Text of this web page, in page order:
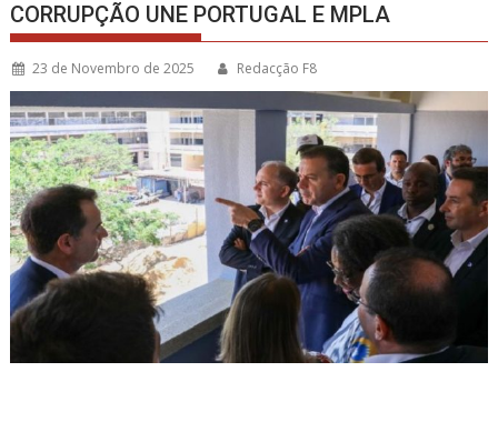
CORRUPÇÃO UNE PORTUGAL E MPLA
23 de Novembro de 2025 Redacção F8